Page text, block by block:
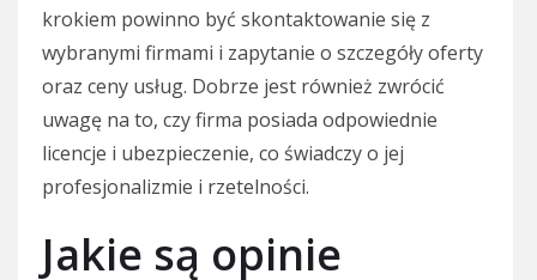
krokiem powinno być skontaktowanie się z
wybranymi firmami i zapytanie o szczegóły oferty
oraz ceny usług. Dobrze jest również zwrócić
uwagę na to, czy firma posiada odpowiednie
licencje i ubezpieczenie, co świadczy o jej
profesjonalizmie i rzetelności.
Jakie są opinie